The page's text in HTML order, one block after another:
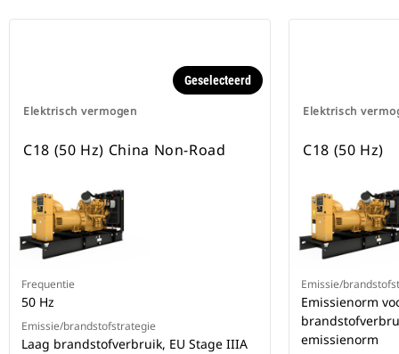
Elektrisch vermogen
Geselecteerd
C18 (50 Hz) China Non-Road
Frequentie
50 Hz
Emissie/brandstofstrategie
Laag brandstofverbruik, EU Stage IIIA
Elektrisch
C18 (50 Hz)
Emissie/
Emissienorm
emissienorm